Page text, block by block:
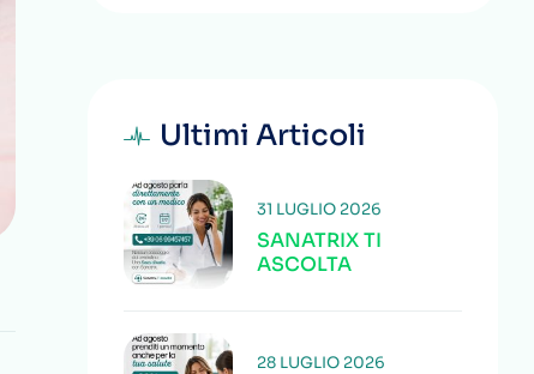
Ultimi Articoli
SANATRIX TI
ASCOLTA
31 LUGLIO 2026
28 LUGLIO 2026